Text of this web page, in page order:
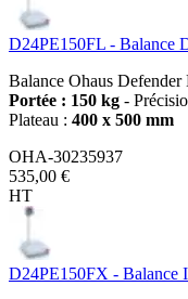
D24PE150FL - Balance
Balance Ohaus
Portée : 150 kg -
Plateau : 400 x 500 mm
OHA-30235937
535,00 €
HT
D24PE150FX - Balance